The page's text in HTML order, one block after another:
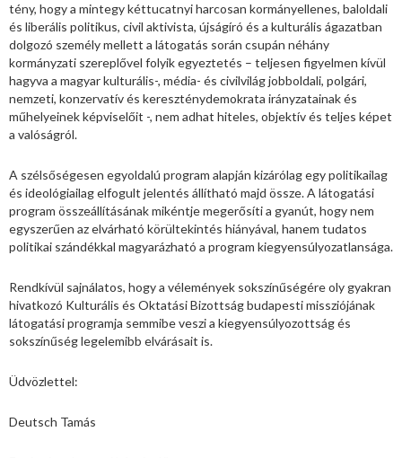
tény, hogy a mintegy kéttucatnyi harcosan kormányellenes, baloldali
és liberális politikus, civil aktivista, újságíró és a kulturális ágazatban
dolgozó személy mellett a látogatás során csupán néhány
kormányzati szereplővel folyik egyeztetés – teljesen figyelmen kívül
hagyva a magyar kulturális-, média- és civilvilág jobboldali, polgári,
nemzeti, konzervatív és kereszténydemokrata irányzatainak és
műhelyeinek képviselőit -, nem adhat hiteles, objektív és teljes képet
a valóságról.
A szélsőségesen egyoldalú program alapján kizárólag egy politikailag
és ideológiailag elfogult jelentés állítható majd össze. A látogatási
program összeállításának mikéntje megerősíti a gyanút, hogy nem
egyszerűen az elvárható körültekintés hiányával, hanem tudatos
politikai szándékkal magyarázható a program kiegyensúlyozatlansága.
Rendkívül sajnálatos, hogy a vélemények sokszínűségére oly gyakran
hivatkozó Kulturális és Oktatási Bizottság budapesti missziójának
látogatási programja semmibe veszi a kiegyensúlyozottság és
sokszínűség legelemibb elvárásait is.
Üdvözlettel:
Deutsch Tamás